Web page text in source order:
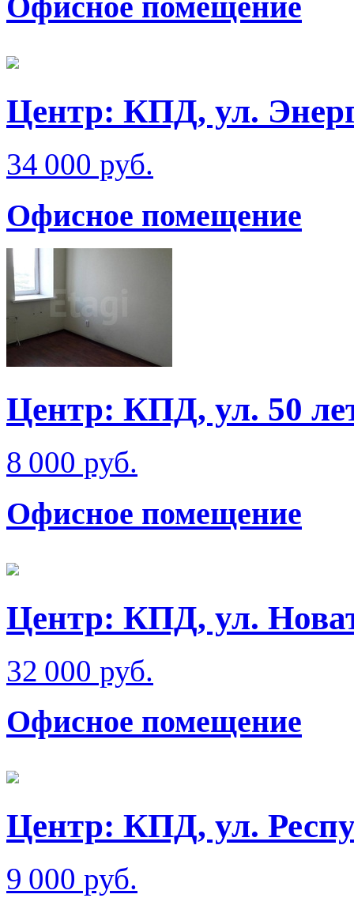
Центр: КПД, ул.
34 000 руб.
Офисное помещение
Центр: КПД, ул. 50
8 000 руб.
Офисное помещение
Центр: КПД, ул.
32 000 руб.
Офисное помещение
Центр: КПД, ул.
9 000 руб.